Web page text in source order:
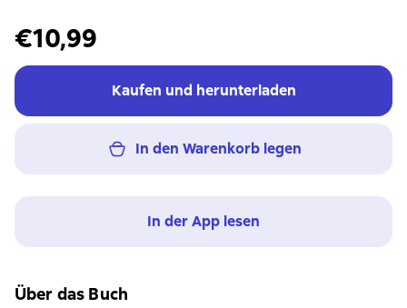
€10,99
Kaufen und herunterladen
In den Warenkorb legen
In der App lesen
Über das Buch